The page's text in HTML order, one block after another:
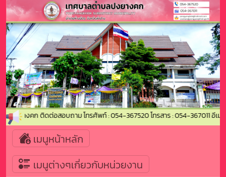
งยางคก ติดต่อสอบถาม โทรศัพท์ : 054-367520 โทรสาร : 054-367011 อีเมล
เมนูหน้าหลัก
เมนูต่างๆเกี่ยวกับหน่วยงาน